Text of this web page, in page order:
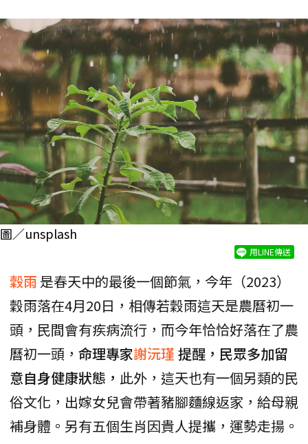
圖／unsplash
用LINE傳送
穀雨 是春天中的最後一個節氣，今年（2023）
穀雨落在4月20日，相傳若穀雨這天是農曆初一
頭，民間會有疾病流行，而今年恰恰好落在了農
曆初一頭， 命理專家謝沅瑾 提醒，民眾多加留
意自身健康狀態， 此外，這天也有一個另類的民
俗文化，出嫁女兒會帶著豬腳麵線返家，給母親
補身體。另有五個生肖因貴人提攜，運勢走揚。